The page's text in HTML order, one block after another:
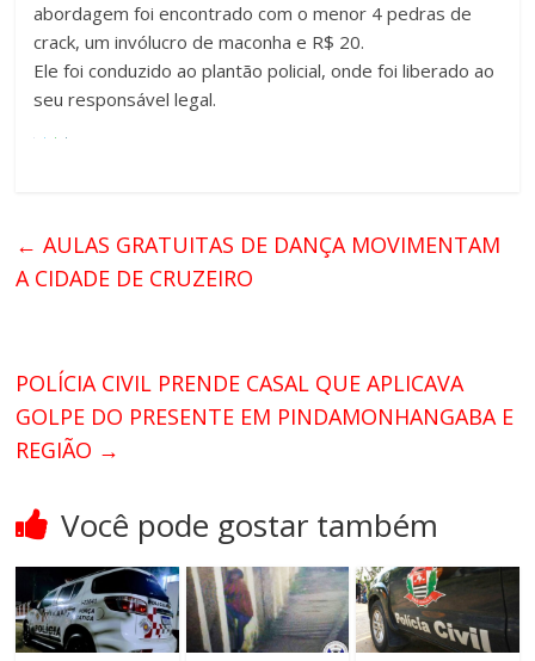
abordagem foi encontrado com o menor 4 pedras de
crack, um invólucro de maconha e R$ 20.
Ele foi conduzido ao plantão policial, onde foi liberado ao
seu responsável legal.
← AULAS GRATUITAS DE DANÇA MOVIMENTAM
A CIDADE DE CRUZEIRO
POLÍCIA CIVIL PRENDE CASAL QUE APLICAVA
GOLPE DO PRESENTE EM PINDAMONHANGABA E
REGIÃO →
Você pode gostar também